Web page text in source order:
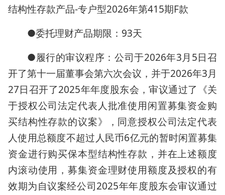
结构性存款产品-专户型2026年第415期F款
●委托理财产品期限：93天
●履行的审议程序：公司于2026年3月5日召
开了第十一届董事会第六次会议，并于2026年3月
27日召开了2025年年度股东会，审议通过了《关
于授权公司法定代表人批准使用闲置募集资金购
买结构性存款的议案》，同意授权公司法定代表
人使用总额度不超过人民币6亿元的暂时闲置募集
资金进行购买保本型结构性存款，并在上述额度
内滚动使用，募集资金理财使用额度及授权的有
效期为自议案经公司2025年年度股东会审议通过